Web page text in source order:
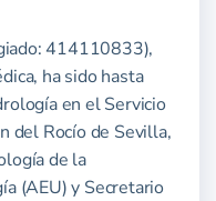
414110833),
ha sido hasta
en el Servicio
del Rocío de Sevilla,
de la
(AEU) y Secretario